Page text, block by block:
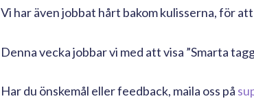
Vi har även jobbat hårt bakom kulisserna, för
Denna vecka jobbar vi med att visa ”Smarta
Har du önskemål eller feedback, maila oss på